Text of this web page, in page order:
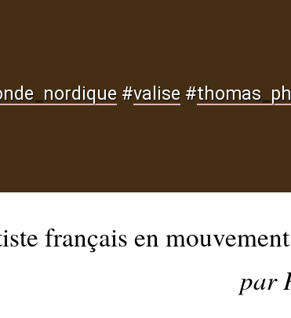
_ nordique #valise #thomas_
français en
par